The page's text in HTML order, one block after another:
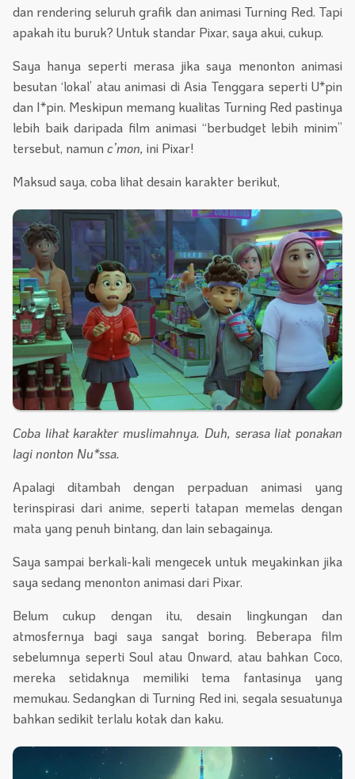
dan rendering seluruh grafik dan animasi Turning Red. Tapi
apakah itu buruk? Untuk standar Pixar, saya akui, cukup.
Saya hanya seperti merasa jika saya menonton animasi
besutan ‘lokal’ atau animasi di Asia Tenggara seperti U*pin
dan I*pin. Meskipun memang kualitas Turning Red pastinya
lebih baik daripada film animasi “berbudget lebih minim”
tersebut, namun c’mon, ini Pixar!
Maksud saya, coba lihat desain karakter berikut,
Coba lihat karakter muslimahnya. Duh, serasa liat ponakan
lagi nonton Nu*ssa.
Apalagi ditambah dengan perpaduan animasi yang
terinspirasi dari anime, seperti tatapan memelas dengan
mata yang penuh bintang, dan lain sebagainya.
Saya sampai berkali-kali mengecek untuk meyakinkan jika
saya sedang menonton animasi dari Pixar.
Belum cukup dengan itu, desain lingkungan dan
atmosfernya bagi saya sangat boring. Beberapa film
sebelumnya seperti Soul atau Onward, atau bahkan Coco,
mereka setidaknya memiliki tema fantasinya yang
memukau. Sedangkan di Turning Red ini, segala sesuatunya
bahkan sedikit terlalu kotak dan kaku.